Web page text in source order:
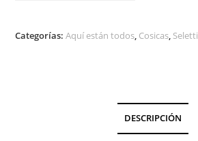
de
Categorías:Aquí están todos Cosicas Seletti
DESCRIPCIÓN